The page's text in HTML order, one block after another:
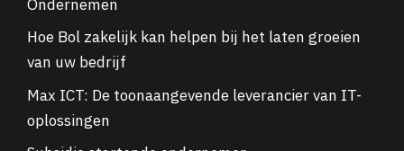
Ondernemen
Hoe Bol zakelijk kan helpen bij het laten groeien
van uw bedrijf
Max ICT: De toonaangevende leverancier van IT-
oplossingen